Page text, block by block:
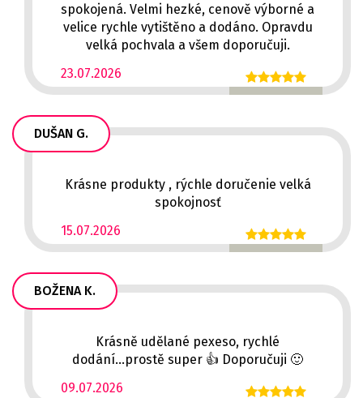
23.07.2026
spokojená. Velmi hezké, cenově výborné a
velice rychle vytištěno a dodáno. Opravdu
velká pochvala a všem doporučuji.
DUŠAN G.
15.07.2026
Krásne produkty , rýchle doručenie velká
spokojnosť
BOŽENA K.
09.07.2026
Krásně udělané pexeso, rychlé
dodání...prostě super 👍 Doporučuji 🙂